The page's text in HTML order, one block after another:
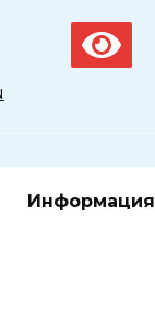
Информация